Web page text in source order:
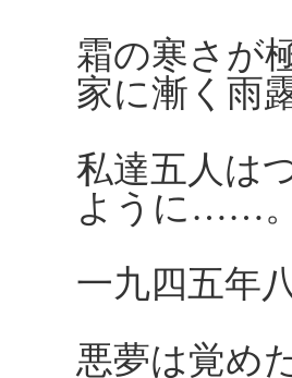
霜の寒さが
家に漸く雨
私達五人は
ように……。
一九四五年
悪夢は覚め